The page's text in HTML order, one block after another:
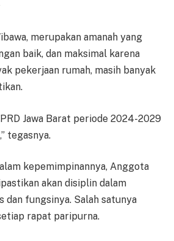
merupakan amanah yang
baik, dan maksimal karena
pekerjaan rumah, masih banyak
Jawa Barat periode 2024-2029
tegasnya.
kepemimpinannya, Anggota
akan disiplin dalam
dan fungsinya. Salah satunya
rapat paripurna.